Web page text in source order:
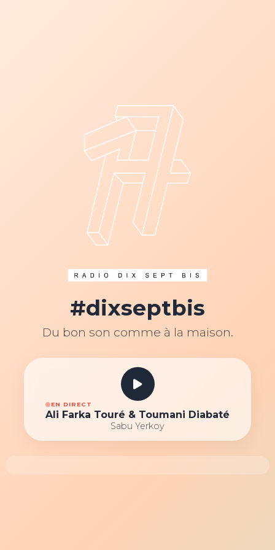
#dixseptbis
Du bon son comme à la maison.
EN DIRECT
Ali Farka Touré & Toumani Diabaté
Sabu Yerkoy